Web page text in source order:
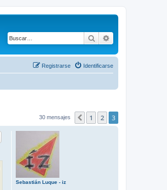
Buscar
Identificarse
Registrarse
30 mensajes Anterior
1 2 3
Sebastián Luque - iz